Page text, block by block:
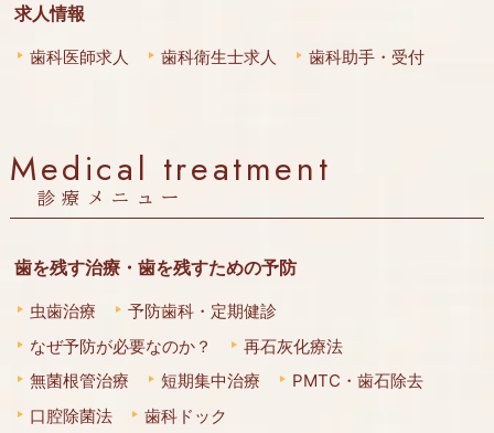
求人情報
歯科医師求人 歯科衛生士求人 歯科助手・受付
Medical treatment
診療メニュー
歯を残す治療・歯を残すための予防
虫歯治療
予防歯科・定期健診
なぜ予防が必要なのか？
再石灰化療法
無菌根管治療
短期集中治療
PMTC・歯石除去
口腔除菌法
歯科ドック